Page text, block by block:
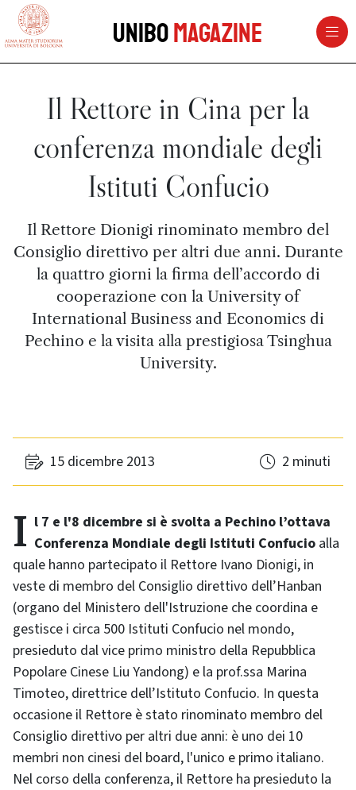
vai al contenuto della pagina
UniboMagazine
Il Rettore in Cina per la
conferenza mondiale degli
Istituti Confucio
Il Rettore Dionigi rinominato membro del
Consiglio direttivo per altri due anni. Durante
la quattro giorni la firma dell’accordo di
cooperazione con la University of
International Business and Economics di
Pechino e la visita alla prestigiosa Tsinghua
University.
15 dicembre 2013 2 minuti
Il 7 e l'8 dicembre si è svolta a Pechino l’ottava Conferenza Mondiale degli Istituti Confucio alla
quale hanno partecipato il Rettore Ivano Dionigi, in
veste di membro del Consiglio direttivo dell’Hanban
(organo del Ministero dell'Istruzione che coordina e
gestisce i circa 500 Istituti Confucio nel mondo,
presieduto dal vice primo ministro della Repubblica
Popolare Cinese Liu Yandong) e la prof.ssa Marina
Timoteo, direttrice dell’Istituto Confucio. In questa
occasione il Rettore è stato rinominato membro del
Consiglio direttivo per altri due anni: è uno dei 10
membri non cinesi del board, l'unico e primo italiano.
Nel corso della conferenza, il Rettore ha presieduto la